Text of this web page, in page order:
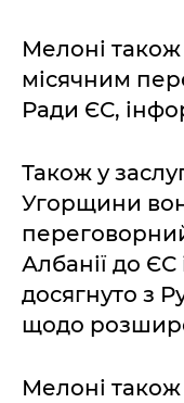
Мелоні також
місячним
Ради ЄС,
Також у
Угорщини
Албанії до ЄС
досягнуто з
щодо
Мелоні